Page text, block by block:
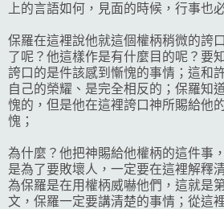
上的言語如何，見面的時候，行事也
保羅在這裡說他就這個權柄稍微的誇
了呢？他這樣作是有什麼目的呢？要
誇口的是件該感到慚愧的事情；這和
自己的榮耀、是完全相反的；保羅知
愧的，但是他在這裡誇口神所賜給他
愧；
為什麼？他把神賜給他權柄的這件事
是為了要敗壞人，一定要在這裡解釋
為保羅是在用權柄威嚇他們，這就是
文，保羅一定要講清楚的事情；從這